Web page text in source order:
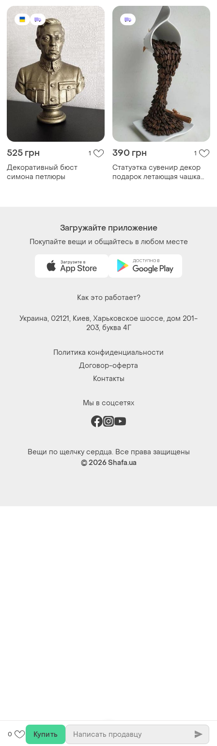
murano) від g. manzoni з
венеції, італія
525 грн 1
Декоративный бюст
симона петлюры
390 грн 1
Статуэтка сувенир декор
подарок летающая чашка
0 Купить
Загружайте приложение
Покупайте вещи и общайтесь в любом месте
Как это работает?
Украина, 02121, Киев, Харьковское шоссе, дом 201-
203, буква 4Г
Политика конфиденциальности
Договор-оферта
Контакты
Мы в соцсетях
Вещи по щелчку сердца. Все права защищены
© 2026Shafa.ua